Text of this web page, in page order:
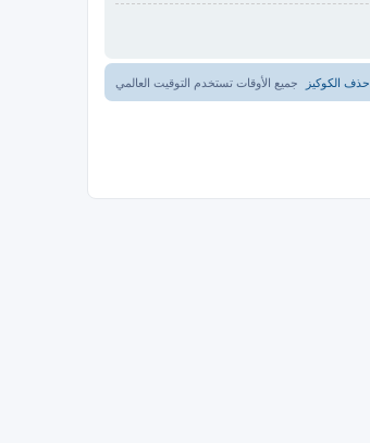
جميع الأوقات تستخدم التوقيت العالمي حذف الكوكيز